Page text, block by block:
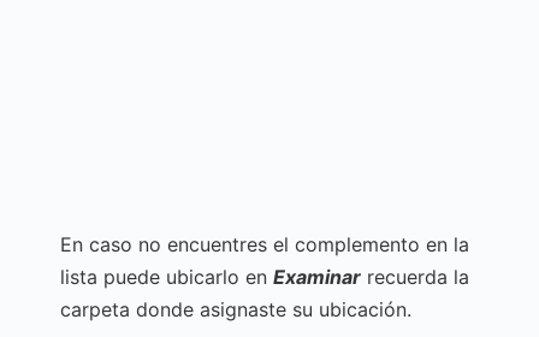
En caso no encuentres el complemento en la
lista puede ubicarlo en Examinar recuerda la
carpeta donde asignaste su ubicación.